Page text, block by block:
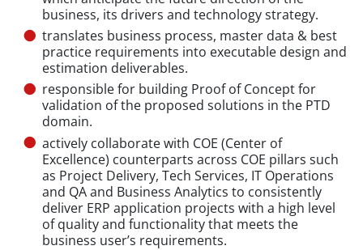
business, its drivers and technology strategy.
translates business process, master data & best
practice requirements into executable design and
estimation deliverables.
responsible for building Proof of Concept for
validation of the proposed solutions in the PTD
domain.
actively collaborate with COE (Center of
Excellence) counterparts across COE pillars such
as Project Delivery, Tech Services, IT Operations
and QA and Business Analytics to consistently
deliver ERP application projects with a high level
of quality and functionality that meets the
business user’s requirements.